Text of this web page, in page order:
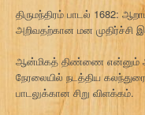
திருமந்திரம் பாடல் 1682:
அறிவதற்கான மன முதிர்ச்சி
ஆன்மிகத் திண்ணை என்னும்
நேரலையில் நடத்திய
பாடலுக்கான சிறு விளக்கம்.